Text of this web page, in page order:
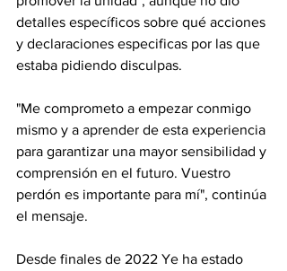
detalles específicos sobre qué acciones
y declaraciones especificas por las que
estaba pidiendo disculpas.
"Me comprometo a empezar conmigo
mismo y a aprender de esta experiencia
para garantizar una mayor sensibilidad y
comprensión en el futuro. Vuestro
perdón es importante para mí", continúa
el mensaje.
Desde finales de 2022 Ye ha estado